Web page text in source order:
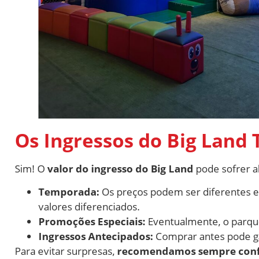
Os Ingressos do Big Land
Sim! Ovalor do ingresso do Big Land pode sofrer
Temporada: Os preços podem ser diferentes
valores diferenciados.
Promoções Especiais: Eventualmente, o
Ingressos Antecipados: Comprar antes pode
Para evitar surpresas, recomendamos sempre